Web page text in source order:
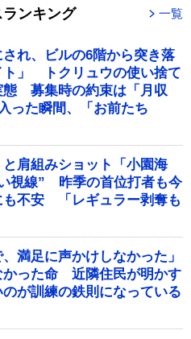
ンキング 一覧
され、ビルの6階から突き落
」 トクリュウの使い捨て
態 募集時の約束は「月収
った瞬間、「お前たち
と肩組みショット「小園海
視線” 昨季の首位打者も今
も不安 「レギュラー剥奪も
満足に声かけしなかった」
かった命 近隣住民が明かす
のが訓練の鉄則になっている